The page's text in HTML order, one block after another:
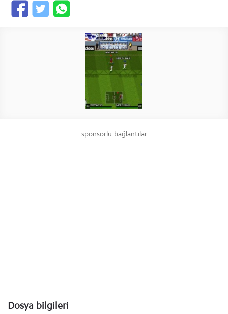
sponsorlu bağlantılar
Dosya bilgileri